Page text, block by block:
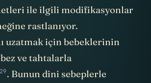
ile ilgili modifikasyonlar
rastlanıyor.
uzatmak için bebeklerinin
ve tahtalarla
29. Bunun dini sebeplerle